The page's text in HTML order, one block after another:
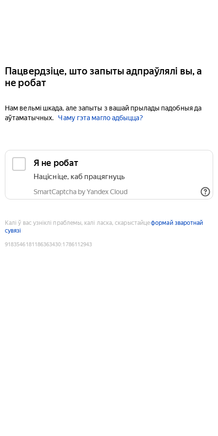
Пацвердзіце, што запыты адпраўлялі вы, а
не робат
Нам вельмі шкада, але запыты з вашай прылады падобныя да
аўтаматычных.
Чаму гэта магло адбыцца?
Я не робат
Націсніце, каб працягнуць
SmartCaptcha by Yandex Cloud
Калі ў вас узніклі праблемы, калі ласка, скарыстайцеформай зваротнай
сувязі
9183546181186363430:1786112943